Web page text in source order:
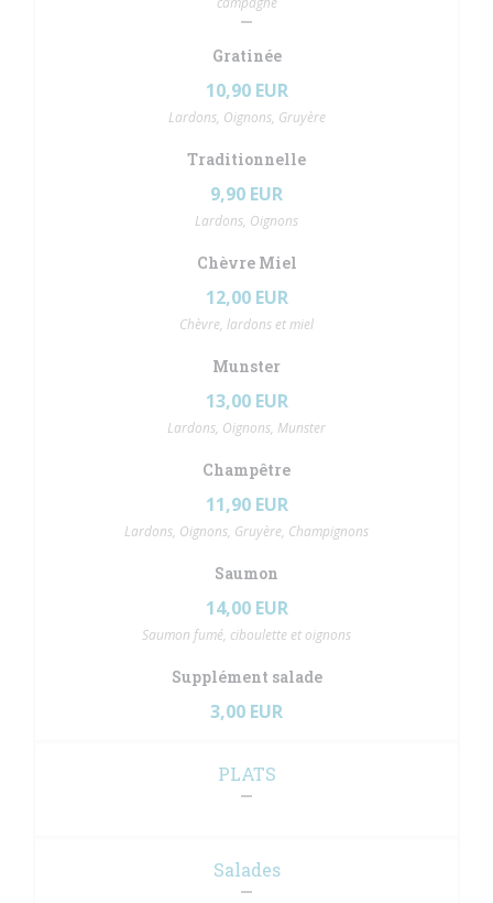
Gratinée
10,90 EUR
Lardons, Oignons, Gruyère
Traditionnelle
9,90 EUR
Lardons, Oignons
Chèvre Miel
12,00 EUR
Chèvre, lardons et miel
Munster
13,00 EUR
Lardons, Oignons, Munster
Champêtre
11,90 EUR
Lardons, Oignons, Gruyère, Champignons
Saumon
14,00 EUR
Saumon fumé, ciboulette et oignons
Supplément salade
3,00 EUR
PLATS
Salades